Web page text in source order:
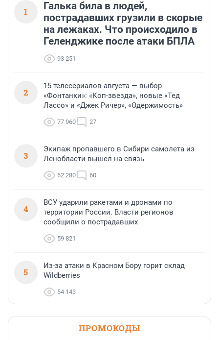
1
Галька била в людей,
пострадавших грузили в скорые
на лежаках. Что происходило в
Геленджике после атаки БПЛА
93 251
2
15 телесериалов августа — выбор
«Фонтанки»: «Коп-звезда», новые «Тед
Лассо» и «Джек Ричер», «Одержимость»
77 960 27
3
Экипаж пропавшего в Сибири самолета из
Ленобласти вышел на связь
62 280 60
4
ВСУ ударили ракетами и дронами по
территории России. Власти регионов
сообщили о пострадавших
59 821
5
Из-за атаки в Красном Бору горит склад
Wildberries
54 143
ПРОМОКОДЫ